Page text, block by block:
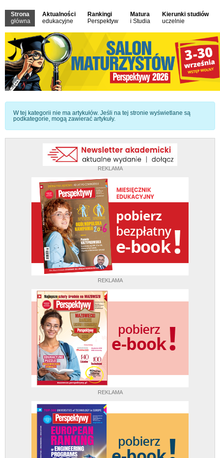
Strona
główna
Aktualności
edukacyjne
Rankingi
Perspektyw
Matura
i Studia
Kierunki studiów
uczelnie
REKLAMA
REKLAMA
REKLAMA
Informacja
W tej kategorii nie ma artykułów. Jeśli na tej stronie wyświetlane są
podkategorie, mogą zawierać artykuły.